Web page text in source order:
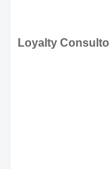
Loyalty